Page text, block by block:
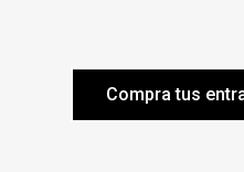
Compra tus